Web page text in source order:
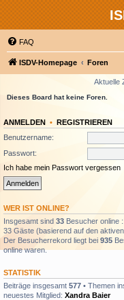
FAQ
ISDV-Homepage Foren
Aktuelle
Dieses Board hat keine Foren.
ANMELDEN • REGISTRIEREN
Benutzername:
Passwort:
Ich habe mein Passwort vergessen
WER IST ONLINE?
Insgesamt sind 33 Besucher online
33 Gäste (basierend auf den
Der Besucherrekord liegt bei 935
online waren.
STATISTIK
Beiträge insgesamt 577 • Themen
neuestes Mitglied: Xandra Baier